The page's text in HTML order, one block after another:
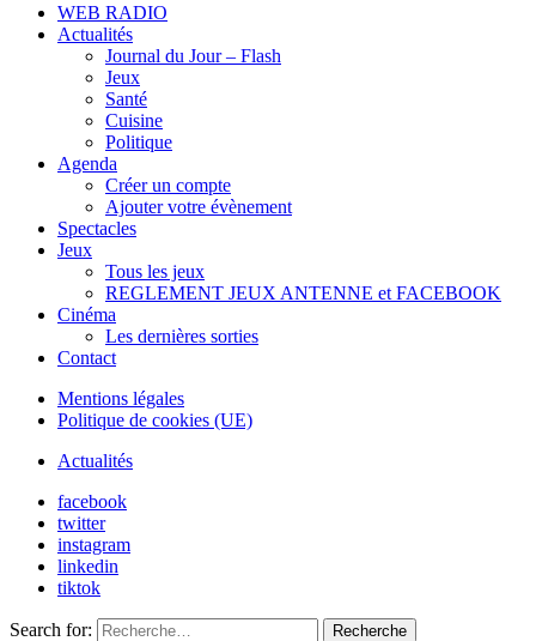
WEB RADIO
Actualités
Journal du Jour – Flash
Jeux
Santé
Cuisine
Politique
Agenda
Créer un compte
Ajouter votre évènement
Spectacles
Jeux
Tous les jeux
REGLEMENT JEUX ANTENNE et FACEBOOK
Cinéma
Les dernières sorties
Contact
Mentions légales
Politique de cookies (UE)
Actualités
facebook
twitter
instagram
linkedin
tiktok
Search for:
Recherche